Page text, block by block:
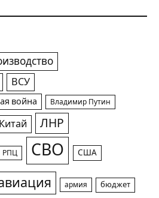
ВСУ
война Владимир Путин
Китай ЛНР
РПЦ СВО США
армия бюджет